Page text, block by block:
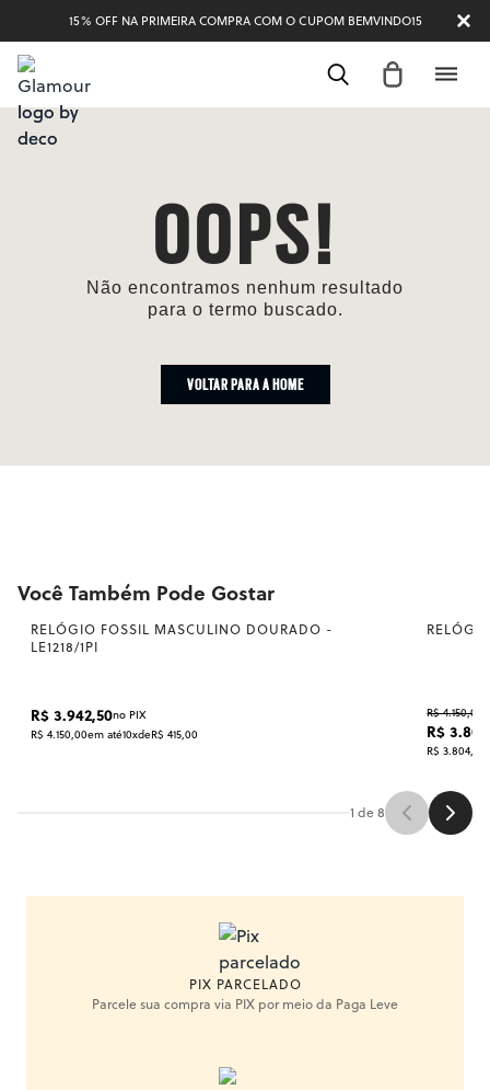
15% OFF NA PRIMEIRA COMPRA COM O CUPOM BEMVINDO15
OOPS!
Não encontramos nenhum resultado
para o termo buscado.
VOLTAR PARA A HOME
Você Também Pode Gostar
RELÓGIO FOSSIL MASCULINO DOURADO -
LE1218/1PI
R$ 3.942,50no PIX
R$ 4.150,00em até10xdeR$ 415,00
R$ 4.150,00
R$
R$ 3.804,17
1 de8
PIX PARCELADO
Parcele sua compra via PIX por meio da Paga Leve